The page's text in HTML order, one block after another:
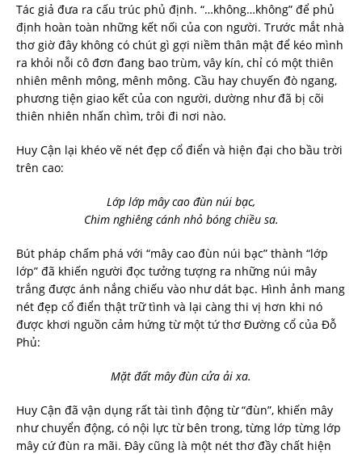
Tác giả đưa ra cấu trúc phủ định. “…không…không” để phủ
định hoàn toàn những kết nối của con người. Trước mắt nhà
thơ giờ đây không có chút gì gợi niềm thân mật để kéo mình
ra khỏi nỗi cô đơn đang bao trùm, vây kín, chỉ có một thiên
nhiên mênh mông, mênh mông. Cầu hay chuyến đò ngang,
phương tiện giao kết của con người, dường như đã bị cõi
thiên nhiên nhấn chìm, trôi đi nơi nào.
Huy Cận lại khéo vẽ nét đẹp cổ điển và hiện đại cho bầu trời
trên cao:
Lớp lớp mây cao đùn núi bạc,
Chim nghiêng cánh nhỏ bóng chiều sa.
Bút pháp chấm phá với “mây cao đùn núi bạc” thành “lớp
lớp” đã khiến người đọc tưởng tượng ra những núi mây
trắng được ánh nắng chiếu vào như dát bạc. Hình ảnh mang
nét đẹp cổ điển thật trữ tình và lại càng thi vị hơn khi nó
được khơi nguồn cảm hứng từ một tứ thơ Đường cổ của Đỗ
Phủ:
Mặt đất mây đùn cửa ải xa.
Huy Cận đã vận dụng rất tài tình động từ “đùn”, khiến mây
như chuyển động, có nội lực từ bên trong, từng lớp từng lớp
mây cứ đùn ra mãi. Đây cũng là một nét thơ đầy chất hiện